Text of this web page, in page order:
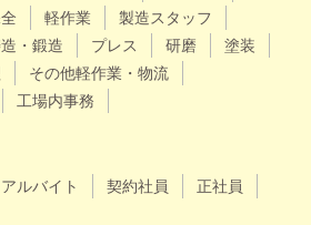
軽作業
製造スタッフ
・鍛造 プレス 研磨
塗装
その他軽作業・物流
工場内事務
ルバイト 契約社員
正社員